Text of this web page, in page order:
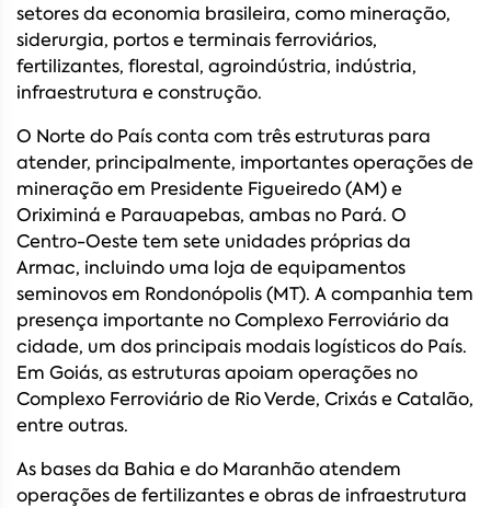
setores da economia brasileira, como mineração,
siderurgia, portos e terminais ferroviários,
fertilizantes, florestal, agroindústria, indústria,
infraestrutura e construção.
O Norte do País conta com três estruturas para
atender, principalmente, importantes operações de
mineração em Presidente Figueiredo (AM) e
Oriximiná e Parauapebas, ambas no Pará. O
Centro-Oeste tem sete unidades próprias da
Armac, incluindo uma loja de equipamentos
seminovos em Rondonópolis (MT). A companhia tem
presença importante no Complexo Ferroviário da
cidade, um dos principais modais logísticos do País.
Em Goiás, as estruturas apoiam operações no
Complexo Ferroviário de Rio Verde, Crixás e Catalão,
entre outras.
As bases da Bahia e do Maranhão atendem
operações de fertilizantes e obras de infraestrutura